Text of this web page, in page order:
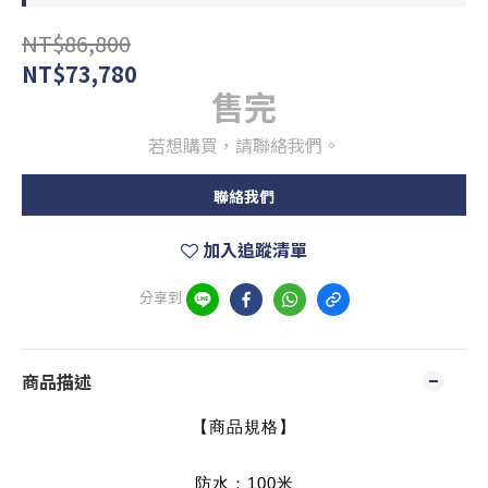
NT$86,800
NT$73,780
售完
若想購買，請聯絡我們。
聯絡我們
加入追蹤清單
分享到
商品描述
【商品規格】
防水：100米